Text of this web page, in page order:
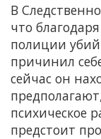
В
что
полиции
причинил
сейчас он
психическое
предстоит